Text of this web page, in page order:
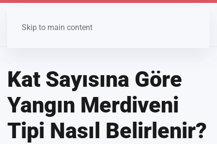
Skip to main content
Kat Sayısına Göre
Yangın Merdiveni
Tipi Nasıl Belirlenir?